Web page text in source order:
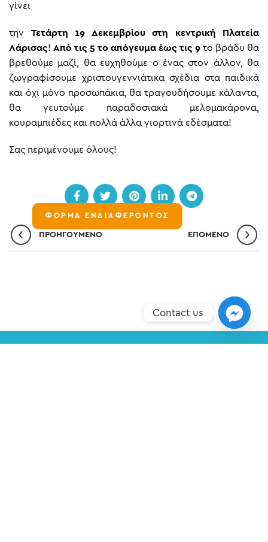
ΦΟΡΜΑ ΕΝΔΙΑΦΕΡΟΝΤΟΣ
γίνει
την Τετάρτη 19 Δεκεμβρίου στη κεντρική Πλατεία
Λάρισας! Από τις 5 το απόγευμα έως τις 9 το βράδυ θα
βρεθούμε μαζί, θα ευχηθούμε ο ένας στον άλλον, θα
ζωγραφίσουμε χριστουγεννιάτικα σχέδια στα παιδικά
και όχι μόνο προσωπάκια, θα τραγουδήσουμε κάλαντα,
θα γευτούμε παραδοσιακά μελομακάρονα,
κουραμπιέδες και πολλά άλλα γιορτινά εδέσματα!
Σας περιμένουμε όλους!
ΠΡΟΗΓΟΎΜΕΝΟ ΕΠΌΜΕΝO
Contact us